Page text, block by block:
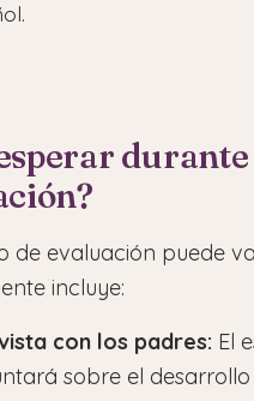
de evaluación puede
incluye:
con los padres: El
sobre el desarrollo